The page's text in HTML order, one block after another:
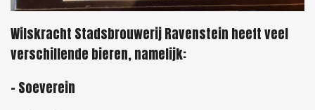
Wilskracht Stadsbrouwerij Ravenstein heeft veel
verschillende bieren, namelijk:
- Soeverein